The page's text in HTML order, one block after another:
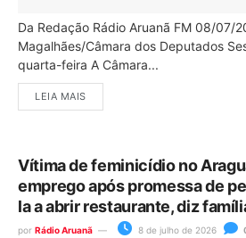
Da Redação Rádio Aruanã FM 08/
Magalhães/Câmara dos Deputados
quarta-feira A Câmara...
LEIA MAIS
Vítima de feminicídio no
emprego após promessa de
la a abrir restaurante, diz
por Rádio Aruanã 8 de julho de 2026